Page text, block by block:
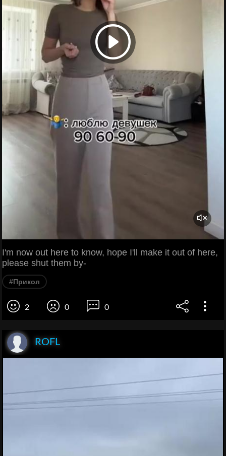
I'm now out here to know, hope I'll make it out of here,
please shut them by-
#Прикол
2 0 0
ROFL